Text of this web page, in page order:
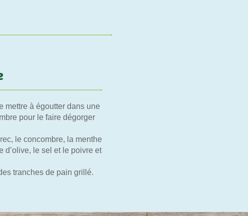
mettre à égoutter dans une
pour le faire dégorger
le concombre, la menthe
d’olive, le sel et le poivre et
tranches de pain grillé.